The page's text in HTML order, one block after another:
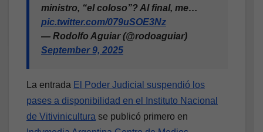
ministro, “el coloso”? Al final, me…
pic.twitter.com/079uSOE3Nz
— Rodolfo Aguiar (@rodoaguiar)
September 9, 2025
La entrada El Poder Judicial suspendió los
pases a disponibilidad en el Instituto Nacional
de Vitivinicultura se publicó primero en